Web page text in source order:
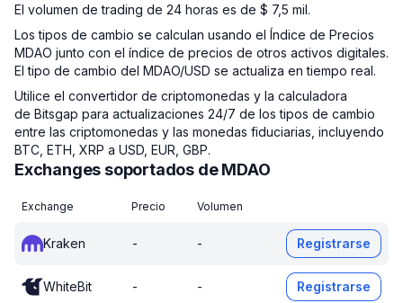
El volumen de trading de 24 horas es de $ 7,5 mil.
Los tipos de cambio se calculan usando el Índice de Precios
MDAO junto con el índice de precios de otros activos digitales.
El tipo de cambio del MDAO/USD se actualiza en tiempo real.
Utilice el convertidor de criptomonedas y la calculadora
de Bitsgap para actualizaciones 24/7 de los tipos de cambio
entre las criptomonedas y las monedas fiduciarias, incluyendo
BTC, ETH, XRP a USD, EUR, GBP.
Exchanges soportados de MDAO
Exchange Precio Volumen
Kraken - - Registrarse
WhiteBit - - Registrarse